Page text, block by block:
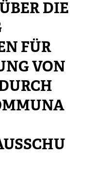
DIE
FÜR
VON